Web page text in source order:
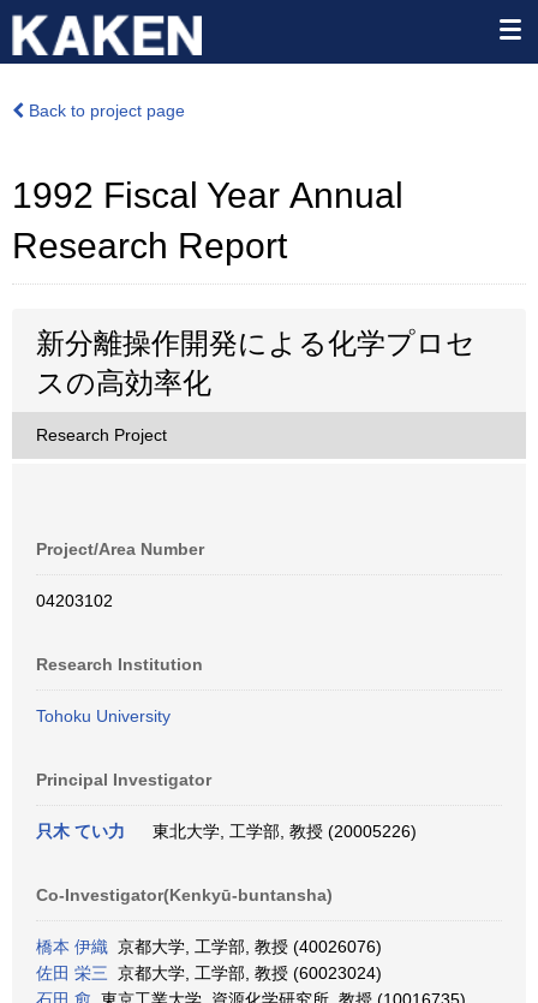
Back to project page
1992 Fiscal Year Annual
Research Report
新分離操作開発による化学プロセ
スの高効率化
Research Project
Project/Area Number
04203102
Research Institution
Tohoku University
Principal Investigator
只木 てい力 東北大学, 工学部, 教授 (20005226)
Co-Investigator(Kenkyū-buntansha)
橋本 伊織 京都大学, 工学部, 教授 (40026076)
佐田 栄三 京都大学, 工学部, 教授 (60023024)